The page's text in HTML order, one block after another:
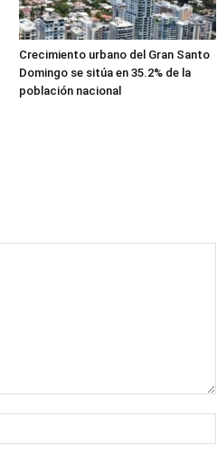
Crecimiento urbano del Gran Santo
Domingo se sitúa en 35.2% de la
población nacional